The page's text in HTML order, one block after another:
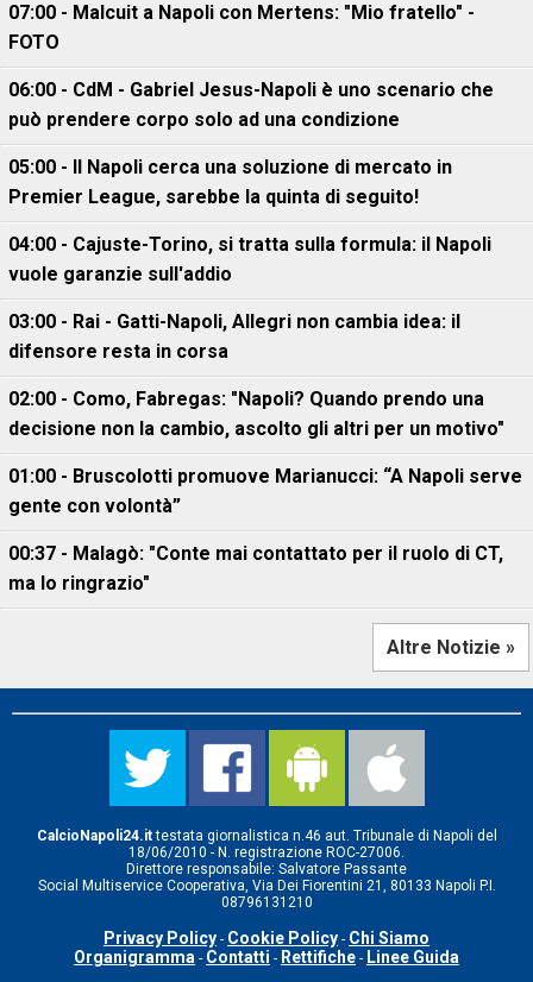
07:00 - Malcuit a Napoli con Mertens: "Mio fratello" -
FOTO
06:00 - CdM - Gabriel Jesus-Napoli è uno scenario che
può prendere corpo solo ad una condizione
05:00 - Il Napoli cerca una soluzione di mercato in
Premier League, sarebbe la quinta di seguito!
04:00 - Cajuste-Torino, si tratta sulla formula: il Napoli
vuole garanzie sull'addio
03:00 - Rai - Gatti-Napoli, Allegri non cambia idea: il
difensore resta in corsa
02:00 - Como, Fabregas: "Napoli? Quando prendo una
decisione non la cambio, ascolto gli altri per un motivo"
01:00 - Bruscolotti promuove Marianucci: “A Napoli serve
gente con volontà”
00:37 - Malagò: "Conte mai contattato per il ruolo di CT,
ma lo ringrazio"
Altre Notizie »
CalcioNapoli24.ittestata giornalistica n.46 aut. Tribunale di Napoli del
18/06/2010 - N. registrazione ROC-27006.
Direttore responsabile: Salvatore Passante
Social Multiservice Cooperativa, Via Dei Fiorentini 21, 80133 Napoli P.I.
08796131210
Privacy Policy - Cookie Policy - Chi Siamo
Organigramma - Contatti - Rettifiche - Linee Guida